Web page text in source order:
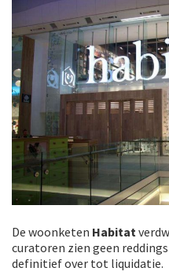
De woonketen Habitat
curatoren zien geen
definitief over tot liquidatie.